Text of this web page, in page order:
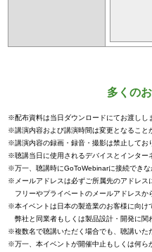
多くの
※配布資料は当日ダウンロードにてお渡しし
※講演内容および講演時間は変更となること
※講演内容の録画・録音・撮影は禁止してお
※聴講当日に使用されるデバイスとインター
※万一、聴講時にGoToWebinarに接続できな
※メールアドレスは必ずご所属先のアドレス
フリーやプライベートのメールアドレスか
※本イベントは日本の製造業のお客様に向け
弊社と同業者もしくは製品設計・開発に関
※複数名で聴講いただく場合でも、聴講いた
※万一、本イベントが開催中止もしくは何ら